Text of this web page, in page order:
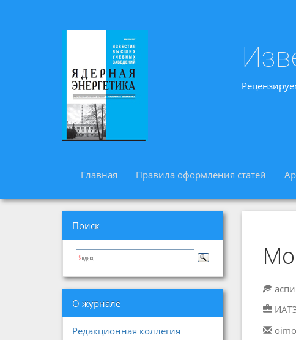
Главная Правила оформления статей
Поиск
О журнале
Редакционная коллегия